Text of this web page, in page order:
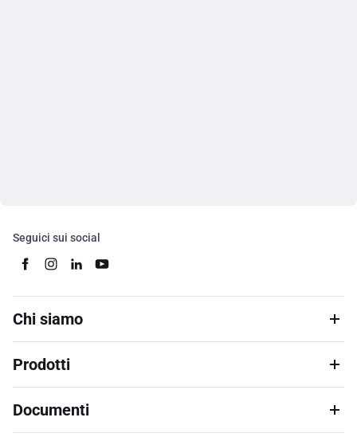
Seguici sui social
Chi siamo
Prodotti
Documenti